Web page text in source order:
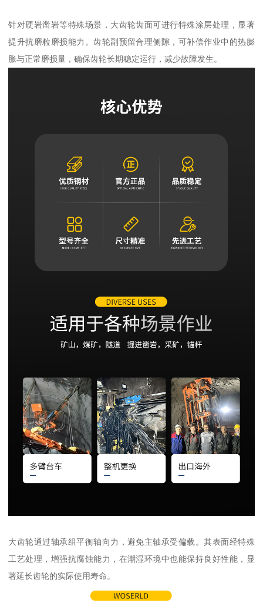
针对硬岩凿岩等特殊场景，大齿轮齿面可进行特殊涂层处理，显著
提升抗磨粒磨损能力。齿轮副预留合理侧隙，可补偿作业中的热膨
胀与正常磨损量，确保齿轮长期稳定运行，减少故障发生。
大齿轮通过轴承组平衡轴向力，避免主轴承受偏载。其表面经特殊
工艺处理，增强抗腐蚀能力，在潮湿环境中也能保持良好性能，显
著延长齿轮的实际使用寿命。